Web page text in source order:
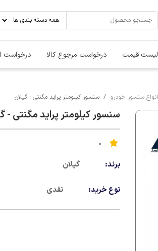
لیست قیمت درخواست مرجوع کالا درخواست
انواع سنسور خودرو سنسور کیلومتر پراید مگنتی - گیلان
سنسور کیلومتر پراید مگنتی -
0
برند: گیلان
نوع خرید: نقدی